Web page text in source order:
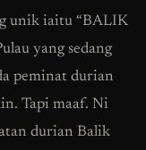
unik iaitu “BALIK
yang sedang
peminat durian
Tapi maaf. Ni
durian Balik